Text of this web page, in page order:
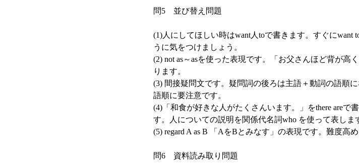
問5 並び替え問題
(1)人にしてほしい時はwant人toで書きます。すぐにwant
うに気をつけましょう。
(2) not as～asを使った表現です。「お父さんほど背が高
ります。
(3) 間接疑問文です。疑問詞の後ろは主語＋動詞の語順に
語順に要注意です。
(4)「和食が好きな人がたくさんいます。」をthere areで
す。人についての説明を関係代名詞who を使って表しま
(5) regard A as B 「AをBとみなす」の表現です。難度高め
問6 資料読み取り問題